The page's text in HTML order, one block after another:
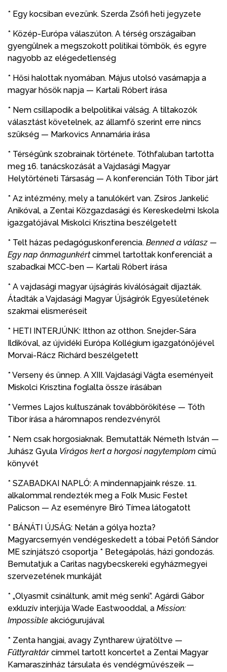
* Egy kocsiban evezünk. Szerda Zsófi heti jegyzete
* Közép-Európa válaszúton. A térség országaiban
gyengülnek a megszokott politikai tömbök, és egyre
nagyobb az elégedetlenség
* Hősi halottak nyomában. Május utolsó vasárnapja a
magyar hősök napja — Kartali Róbert írása
* Nem csillapodik a belpolitikai válság. A tiltakozók
választást követelnek, az államfő szerint erre nincs
szükség — Markovics Annamária írása
* Térségünk szobrainak története. Tóthfaluban tartotta
meg 16. tanácskozását a Vajdasági Magyar
Helytörténeti Társaság — A konferencián Tóth Tibor járt
* Az intézmény, mely a tanulókért van. Zsíros Jankelić
Anikóval, a Zentai Közgazdasági és Kereskedelmi Iskola
igazgatójával Miskolci Krisztina beszélgetett
* Telt házas pedagóguskonferencia. Benned a válasz —
Egy nap önmagunkértcímmel tartottak konferenciát a
szabadkai MCC-ben — Kartali Róbert írása
* A vajdasági magyar újságírás kiválóságait díjazták.
Átadták a Vajdasági Magyar Újságírók Egyesületének
szakmai elismeréseit
* HETI INTERJÚNK: Itthon az otthon. Snejder-Sára
Ildikóval, az újvidéki Európa Kollégium igazgatónőjével
Morvai-Rácz Richárd beszélgetett
* Verseny és ünnep. A XIII. Vajdasági Vágta eseményeit
Miskolci Krisztina foglalta össze írásában
* Vermes Lajos kultuszának továbbörökítése — Tóth
Tibor írása a háromnapos rendezvényről
* Nem csak horgosiaknak. Bemutatták Németh István —
Juhász Gyula Virágos kert a horgosi nagytemplom című
könyvét
* SZABADKAI NAPLÓ: A mindennapjaink része. 11.
alkalommal rendezték meg a Folk Music Festet
Palicson — Az eseményre Bíró Tímea látogatott
* BÁNÁTI ÚJSÁG: Netán a gólya hozta?
Magyarcsernyén vendégeskedett a tóbai Petőfi Sándor
ME színjátszó csoportja * Betegápolás, házi gondozás.
Bemutatjuk a Caritas nagybecskereki egyházmegyei
szervezetének munkáját
* „Olyasmit csináltunk, amit még senki”. Agárdi Gábor
exkluzív interjúja Wade Eastwooddal, a Mission:
Impossible akciógurujával
* Zenta hangjai, avagy Zyntharew újratöltve —
Füttyraktár címmel tartott koncertet a Zentai Magyar
Kamaraszínház társulata és vendégművészeik —